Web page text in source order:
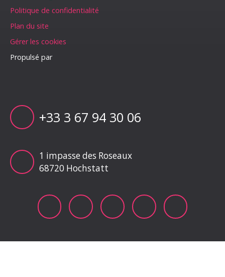
Politique de confidentialité
Plan du site
Gérer les cookies
Propulsé par
+33 3 67 94 30 06
1 impasse des Roseaux
68720 Hochstatt